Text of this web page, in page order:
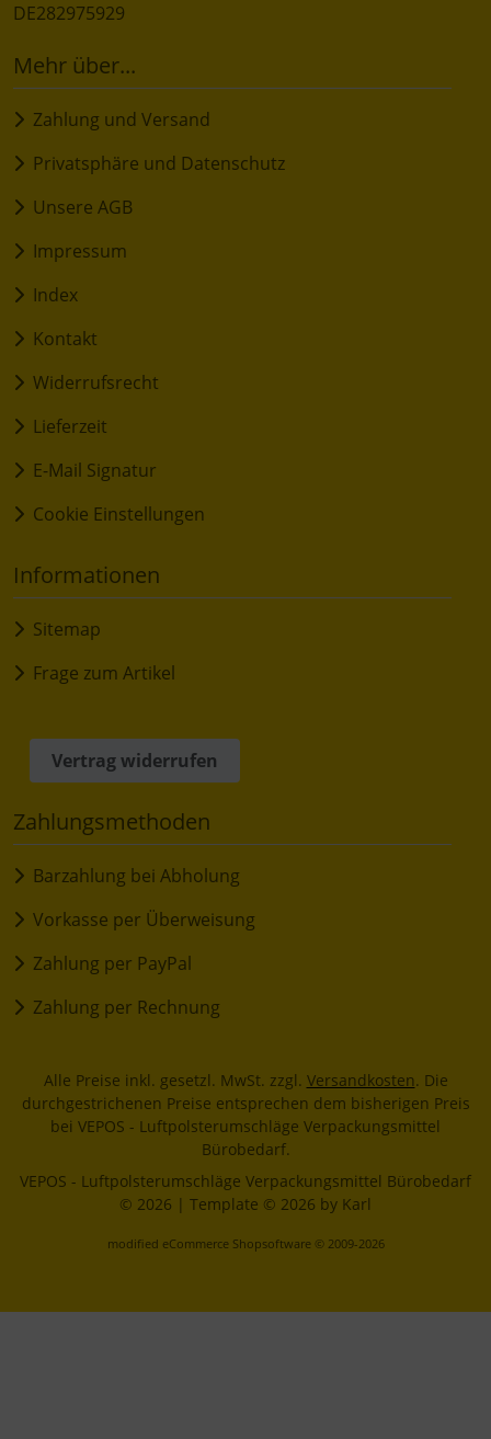
DE282975929
Mehr über...
Zahlung und Versand
Privatsphäre und Datenschutz
Unsere AGB
Impressum
Index
Kontakt
Widerrufsrecht
Lieferzeit
E-Mail Signatur
Cookie Einstellungen
Informationen
Sitemap
Frage zum Artikel
Vertrag widerrufen
Zahlungsmethoden
Barzahlung bei Abholung
Vorkasse per Überweisung
Zahlung per PayPal
Zahlung per Rechnung
Alle Preise inkl. gesetzl. MwSt. zzgl. Versandkosten. Die
durchgestrichenen Preise entsprechen dem bisherigen Preis
bei VEPOS - Luftpolsterumschläge Verpackungsmittel
Bürobedarf.
VEPOS - Luftpolsterumschläge Verpackungsmittel Bürobedarf
© 2026 | Template © 2026 by Karl
modified eCommerce Shopsoftware © 2009-2026